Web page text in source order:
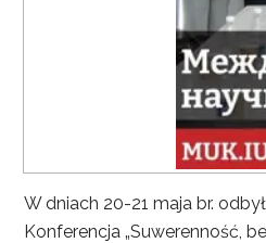
W dniach 20-21 maja br.
Konferencja „Suwerenność,